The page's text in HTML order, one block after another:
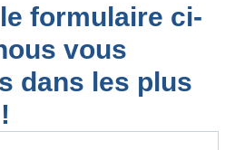
formulaire ci-
vous
dans les plus